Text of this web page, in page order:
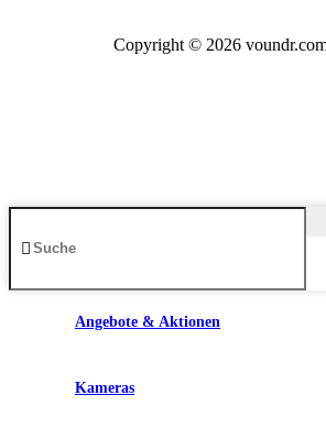
Copyright © 2026
Angebote & Aktionen
Kameras